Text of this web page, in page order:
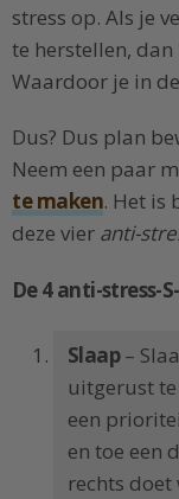
stress op. Als je
te herstellen,
Waardoor je in
Dus? Dus plan
Neem een paar
te maken. Het is
deze vier anti-
De 4 anti-stress-
Slaap–
uitgerust
een
en toe een
rechts doet